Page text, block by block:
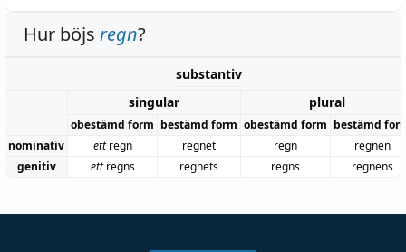
Hur böjs regn?
substantiv
singular
plural
obestämd form bestämd form obestämd form bestämd
nominativ
ettregn regnet regn
regnen
genitiv
ettregns regnets regns regnens